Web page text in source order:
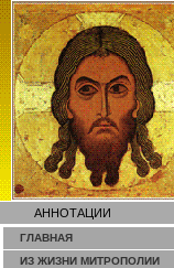
АННОТАЦИИ
ГЛАВНАЯ
ИЗ ЖИЗНИ МИТРОПОЛИИ